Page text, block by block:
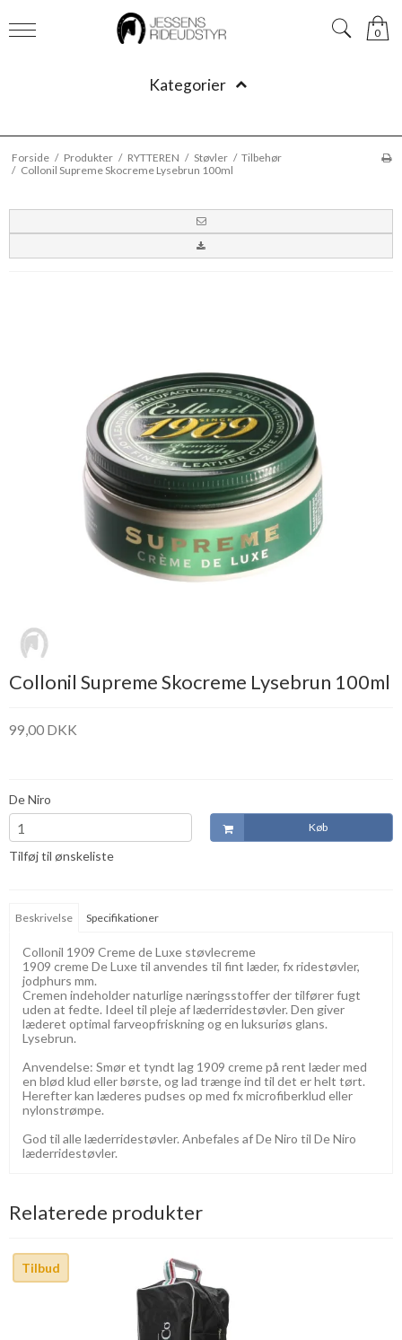
0
Kategorier
Forside / Produkter / RYTTEREN / Støvler / Tilbehør
/ Collonil Supreme Skocreme Lysebrun 100ml
Collonil Supreme Skocreme Lysebrun 100ml
99,00 DKK
De Niro
Køb
Tilføj til ønskeliste
Beskrivelse Specifikationer
Collonil 1909 Creme de Luxe støvlecreme
1909 creme De Luxe til anvendes til fint læder, fx ridestøvler,
jodphurs mm.
Cremen indeholder naturlige næringsstoffer der tilfører fugt
uden at fedte. Ideel til pleje af læderridestøvler. Den giver
læderet optimal farveopfriskning og en luksuriøs glans.
Lysebrun.
Anvendelse: Smør et tyndt lag 1909 creme på rent læder med
en blød klud eller børste, og lad trænge ind til det er helt tørt.
Herefter kan læderes pudses op med fx microfiberklud eller
nylonstrømpe.
God til alle læderridestøvler. Anbefales af De Niro til De Niro
læderridestøvler.
Relaterede produkter
Tilbud